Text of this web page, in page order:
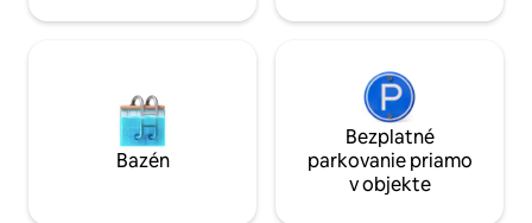
Bazén
Bezplatné
parkovanie priamo
v objekte